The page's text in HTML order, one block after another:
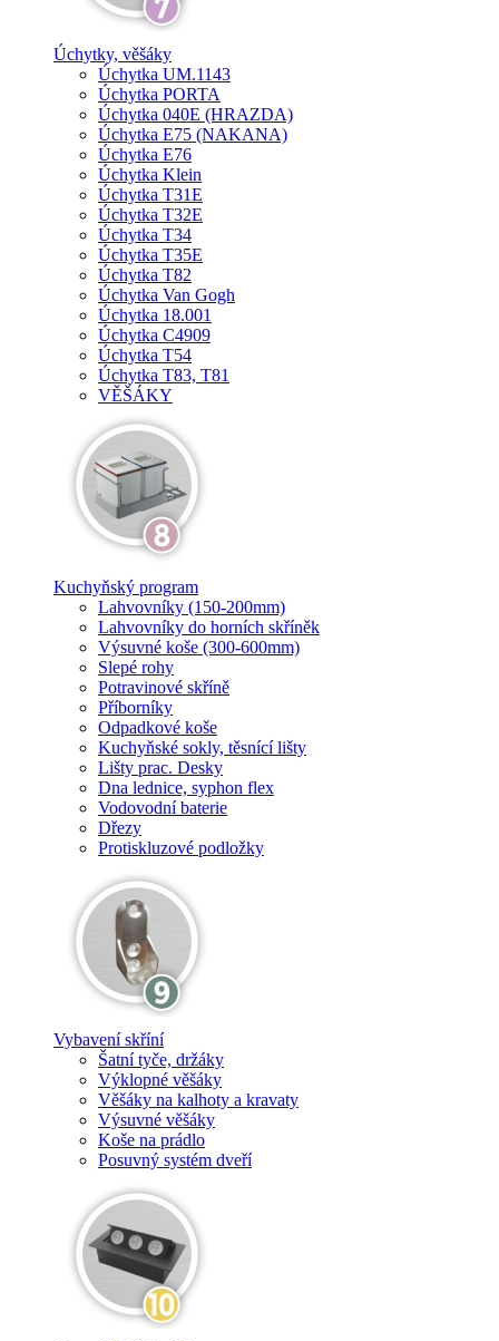
Úchytky, věšáky
Úchytka UM.1143
Úchytka PORTA
Úchytka 040E (HRAZDA)
Úchytka E75 (NAKANA)
Úchytka E76
Úchytka Klein
Úchytka T31E
Úchytka T32E
Úchytka T34
Úchytka T35E
Úchytka T82
Úchytka Van Gogh
Úchytka 18.001
Úchytka C4909
Úchytka T54
Úchytka T83, T81
VĚŠÁKY
Kuchyňský program
Lahvovníky (150-200mm)
Lahvovníky do horních skříněk
Výsuvné koše (300-600mm)
Slepé rohy
Potravinové skříně
Příborníky
Odpadkové koše
Kuchyňské sokly, těsnící lišty
Lišty prac. Desky
Dna lednice, syphon flex
Vodovodní baterie
Dřezy
Protiskluzové podložky
Vybavení skříní
Šatní tyče, držáky
Výklopné věšáky
Věšáky na kalhoty a kravaty
Výsuvné věšáky
Koše na prádlo
Posuvný systém dveří